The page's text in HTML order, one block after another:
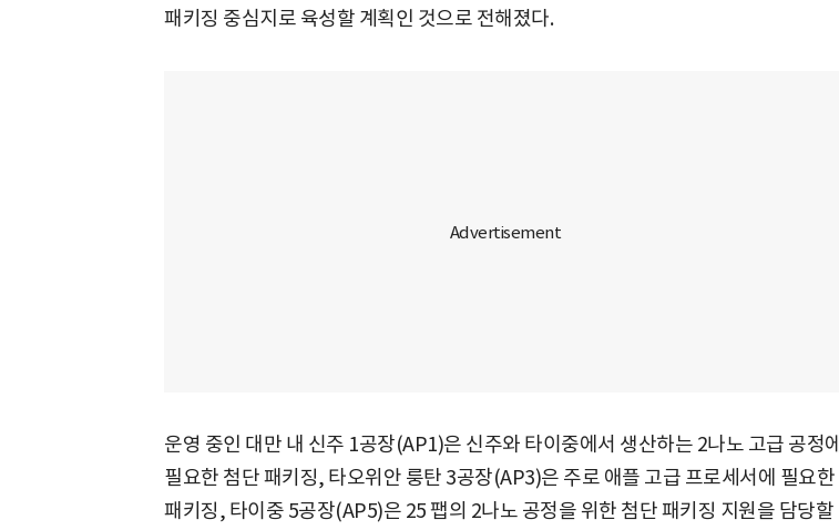
패키징 중심지로 육성할 계획인 것으로 전해졌다.
운영 중인 대만 내 신주 1공장(AP1)은 신주와 타이중에서 생산하는 2나노 고급 공정에
필요한 첨단 패키징, 타오위안 룽탄 3공장(AP3)은 주로 애플 고급 프로세서에 필요한
패키징, 타이중 5공장(AP5)은 25 팹의 2나노 공정을 위한 첨단 패키징 지원을 담당할